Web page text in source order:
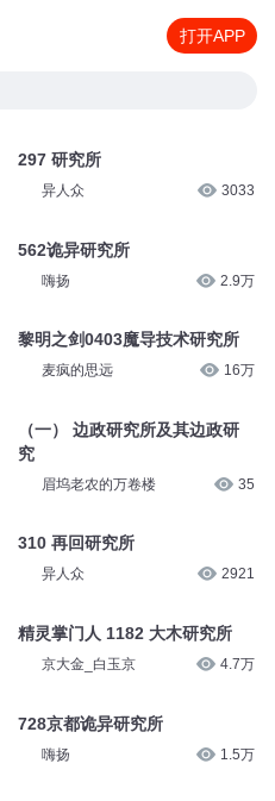
打开APP
297 研究所
异人众 3033
562诡异研究所
嗨扬 2.9万
黎明之剑0403魔导技术研究所
麦疯的思远 16万
（一） 边政研究所及其边政研
究
眉坞老农的万卷楼 35
310 再回研究所
异人众 2921
精灵掌门人 1182 大木研究所
京大金_白玉京 4.7万
728京都诡异研究所
嗨扬 1.5万